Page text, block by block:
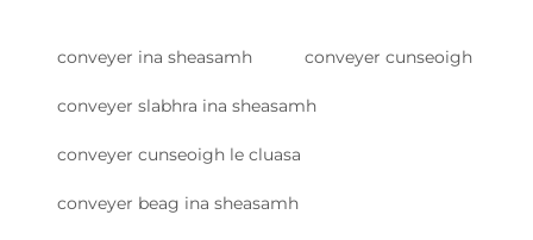
conveyer ina sheasamh conveyer cunseoigh
conveyer slabhra ina sheasamh
conveyer cunseoigh le cluasa
conveyer beag ina sheasamh